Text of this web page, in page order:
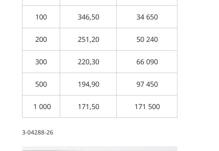
100 346,50 34 650
200 251,20 50 240
300 220,30 66 090
500 194,90 97 450
1 000 171,50 171 500
3-04288-26